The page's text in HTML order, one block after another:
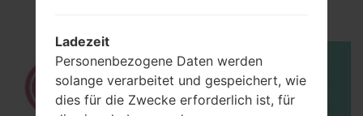
Ladezeit
Personenbezogene Daten werden
solange verarbeitet und gespeichert, wie
dies für die Zwecke erforderlich ist, für